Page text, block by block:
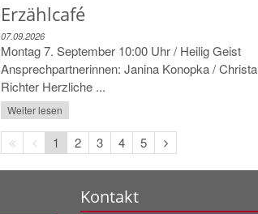
Erzählcafé
07.09.2026
Montag 7. September 10:00 Uhr / Heilig Geist
Ansprechpartnerinnen: Janina Konopka / Christa
Richter Herzliche ...
Weiter lesen
Erste
Seite
Vorherige
Seite
1 2 3 4 5
Nächste
Seite
Kontakt